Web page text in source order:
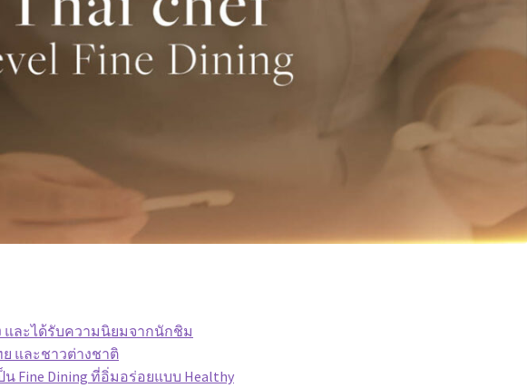
และได้รับความนิยมจากนักชิม
ย และชาวต่างชาติ
Fine Dining ที่อิ่มอร่อยแบบ Healthy